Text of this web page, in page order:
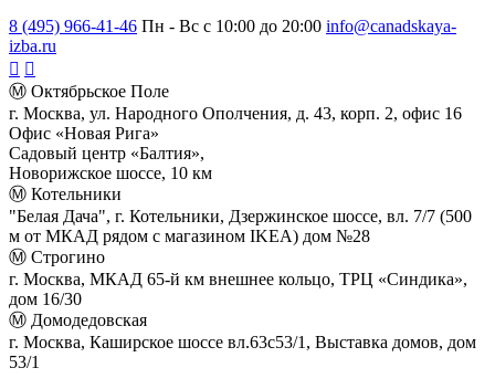
8 (495) 966-41-46 Пн - Вс с 10:00 до 20:00 info@canadskaya-
izba.ru
Ⓜ Октябрьское Поле
г. Москва, ул. Народного Ополчения, д. 43, корп. 2, офис 16
Офис «Новая Рига»
Садовый центр «Балтия»,
Новорижское шоссе, 10 км
Ⓜ Котельники
"Белая Дача", г. Котельники, Дзержинское шоссе, вл. 7/7 (500
м от МКАД рядом с магазином IKEA) дом №28
Ⓜ Строгино
г. Москва, МКАД 65-й км внешнее кольцо, ТРЦ «Синдика»,
дом 16/30
Ⓜ Домодедовская
г. Москва, Каширское шоссе вл.63с53/1, Выставка домов, дом
53/1